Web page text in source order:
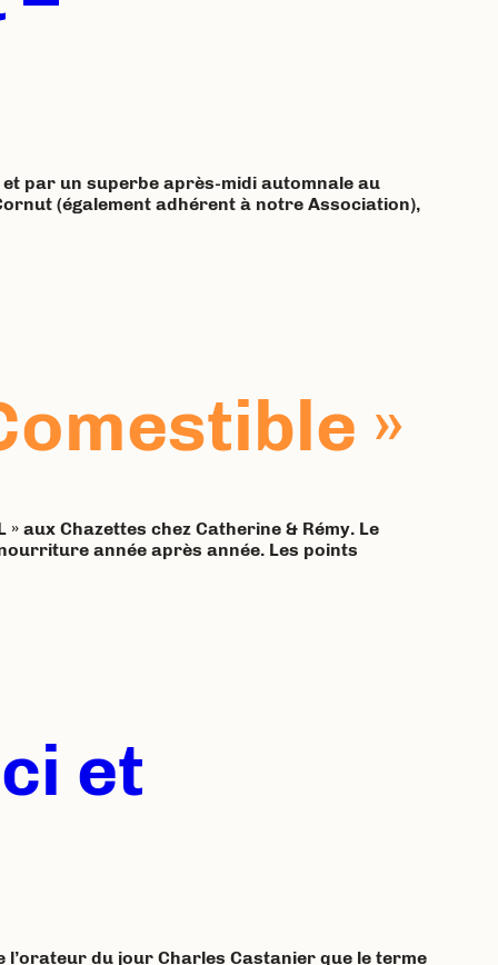
par un superbe après-midi automnale au
(également adhérent à notre Association),
»
aux Chazettes chez Catherine & Rémy. Le
année après année. Les points
et
du jour Charles Castanier que le terme